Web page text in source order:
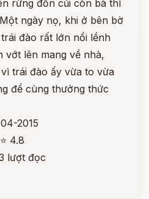
rừng đốn củi còn bà thì
ngày nọ, khi ở bên bờ
đào rất lớn nổi lềnh
vớt lên mang về nhà,
trái đào ấy vừa to vừa
để cùng thưởng thức
2015
⭐ 4.8
lượt đọc